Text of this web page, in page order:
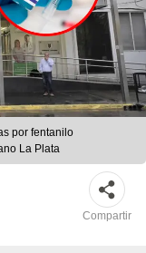
por fentanilo
La Plata
Compartir